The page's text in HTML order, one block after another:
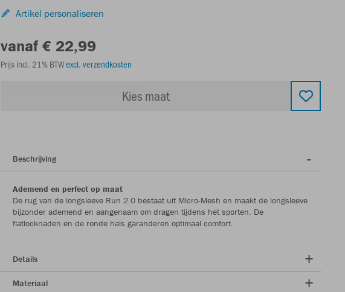
Artikel personaliseren
vanaf € 22,99
Prijs incl. 21% BTWexcl. verzendkosten
Kies maat
Beschrijving
Ademend en perfect op maat
De rug van de longsleeve Run 2.0 bestaat uit Micro-Mesh en maakt de longsleeve
bijzonder ademend en aangenaam om dragen tijdens het sporten. De
flatlocknaden en de ronde hals garanderen optimaal comfort.
Details
Materiaal